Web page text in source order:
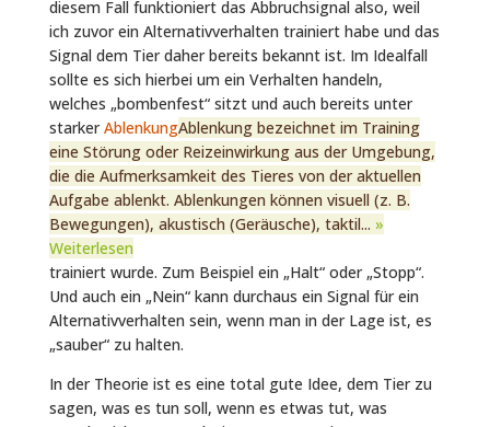
diesem Fall funktioniert das Abbruchsignal also, weil
ich zuvor ein Alternativverhalten trainiert habe und das
Signal dem Tier daher bereits bekannt ist. Im Idealfall
sollte es sich hierbei um ein Verhalten handeln,
welches „bombenfest“ sitzt und auch bereits unter
starkerAblenkungAblenkung bezeichnet im Training
eine Störung oder Reizeinwirkung aus der Umgebung,
die die Aufmerksamkeit des Tieres von der aktuellen
Aufgabe ablenkt. Ablenkungen können visuell (z. B.
Bewegungen), akustisch (Geräusche), taktil... »
Weiterlesen
trainiert wurde. Zum Beispiel ein „Halt“ oder „Stopp“.
Und auch ein „Nein“ kann durchaus ein Signal für ein
Alternativverhalten sein, wenn man in der Lage ist, es
„sauber“ zu halten.
In der Theorie ist es eine total gute Idee, dem Tier zu
sagen, was es tun soll, wenn es etwas tut, was